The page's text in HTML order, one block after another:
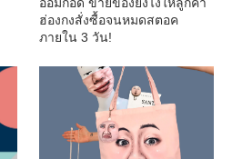
ฮ่องกงสั่งซื้อจนหมดสตอค
ภายใน 3 วัน!